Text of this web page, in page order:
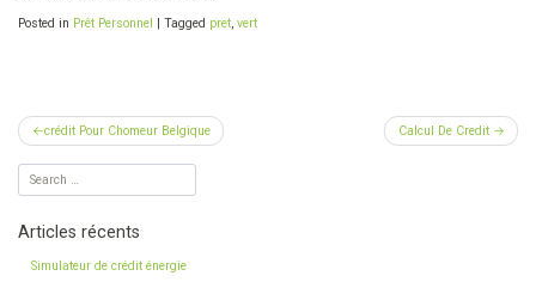
Posted in Prêt Personnel | Tagged pret, vert
Navigation
de
l’article
crédit Pour Chomeur Belgique Calcul De Credit
Articles récents
Simulateur de crédit énergie